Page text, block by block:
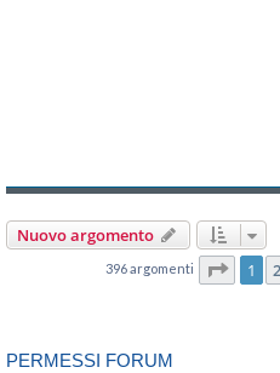
Nuovo argomento
396 argomenti Pagina
1 2
PERMESSI FORUM